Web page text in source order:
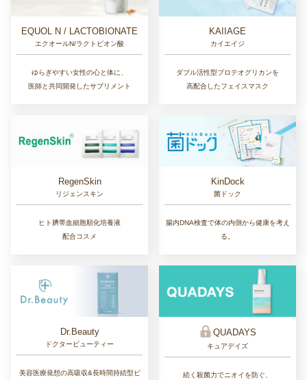
EQUOL N / LACTOBIONATE
エクオールN/ラクトビオン酸
ゆらぎやすい女性の心と体に、
医師と共同開発したサプリメント
KAIIAGE
カイエイジ
ダブル活性型プロテオグリカンを
高配合したフェイスマスク
RegenSkin
リジェンスキン
ヒト臍帯血細胞順化培養液
配合コスメ
KinDock
菌ドック
腸内DNA検査で体の内側から健康を考え
る。
Dr.Beauty
ドクタービューティー
美容医療発想の高吸収&長時間持続型ビ
QUADAYS
キュアデイズ
続く殺菌力でニオイを防ぐ、